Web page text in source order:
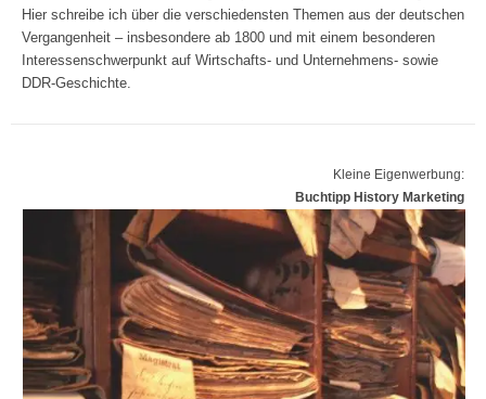
Hier schreibe ich über die verschiedensten Themen aus der deutschen
Vergangenheit – insbesondere ab 1800 und mit einem besonderen
Interessenschwerpunkt auf Wirtschafts- und Unternehmens- sowie
DDR-Geschichte.
Kleine Eigenwerbung:
Buchtipp History Marketing